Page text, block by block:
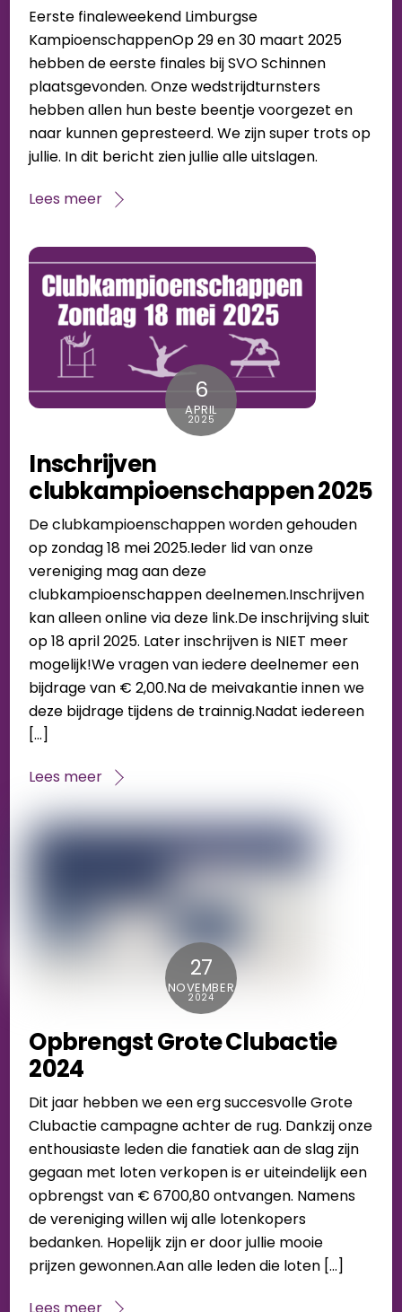
Eerste finaleweekend Limburgse
KampioenschappenOp 29 en 30 maart 2025
hebben de eerste finales bij SVO Schinnen
plaatsgevonden. Onze wedstrijdturnsters
hebben allen hun beste beentje voorgezet en
naar kunnen gepresteerd. We zijn super trots op
jullie. In dit bericht zien jullie alle uitslagen.
Lees meer
6
APRIL
2025
Inschrijven
clubkampioenschappen 2025
De clubkampioenschappen worden gehouden
op zondag 18 mei 2025.Ieder lid van onze
vereniging mag aan deze
clubkampioenschappen deelnemen.Inschrijven
kan alleen online via deze link.De inschrijving sluit
op 18 april 2025. Later inschrijven is NIET meer
mogelijk!We vragen van iedere deelnemer een
bijdrage van € 2,00.Na de meivakantie innen we
deze bijdrage tijdens de trainnig.Nadat iedereen
[…]
Lees meer
27
NOVEMBER
2024
Opbrengst Grote Clubactie
2024
Dit jaar hebben we een erg succesvolle Grote
Clubactie campagne achter de rug. Dankzij onze
enthousiaste leden die fanatiek aan de slag zijn
gegaan met loten verkopen is er uiteindelijk een
opbrengst van € 6700,80 ontvangen. Namens
de vereniging willen wij alle lotenkopers
bedanken. Hopelijk zijn er door jullie mooie
prijzen gewonnen.Aan alle leden die loten […]
Lees meer